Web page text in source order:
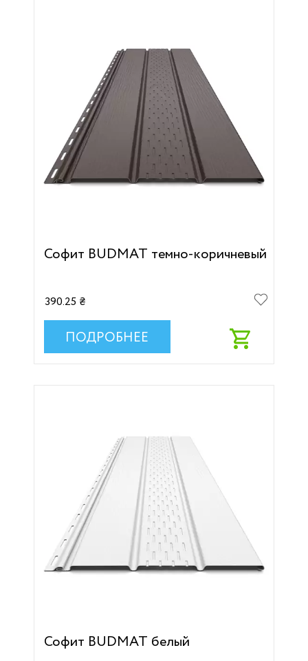
Софит BUDMAT темно-коричневый
390.25 ₴
ПОДРОБНЕЕ
Софит BUDMAT белый